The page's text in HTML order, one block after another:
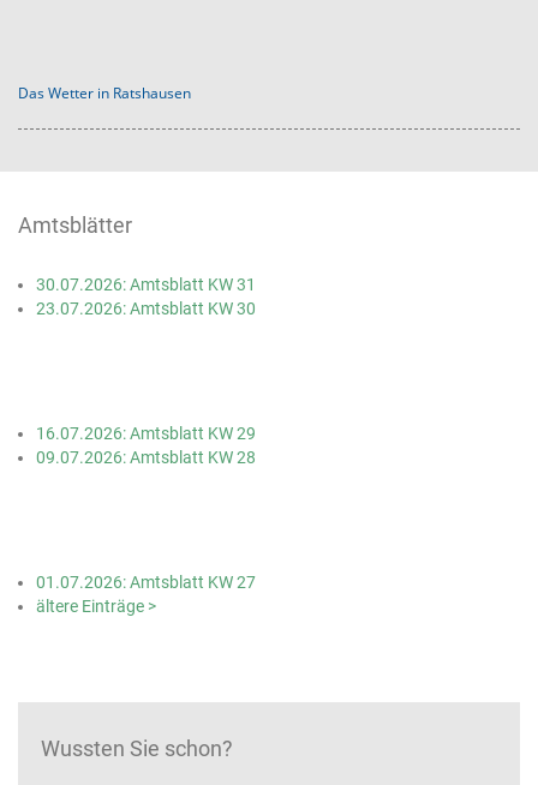
Das Wetter in Ratshausen
Amtsblätter
30.07.2026: Amtsblatt KW 31
23.07.2026: Amtsblatt KW 30
16.07.2026: Amtsblatt KW 29
09.07.2026: Amtsblatt KW 28
01.07.2026: Amtsblatt KW 27
ältere Einträge >
Wussten Sie schon?